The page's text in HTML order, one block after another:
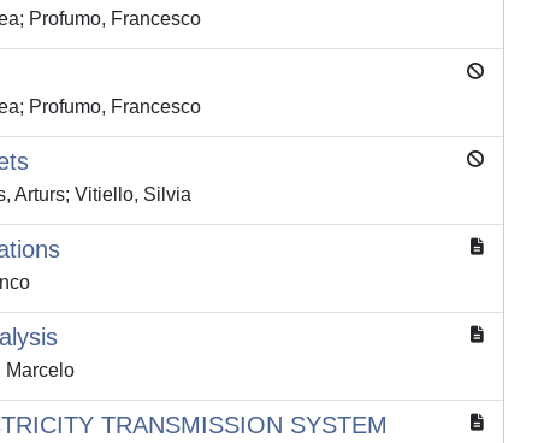
Profumo, Francesco
Profumo, Francesco
Arturs; Vitiello, Silvia
Marcelo
TRANSMISSION SYSTEM